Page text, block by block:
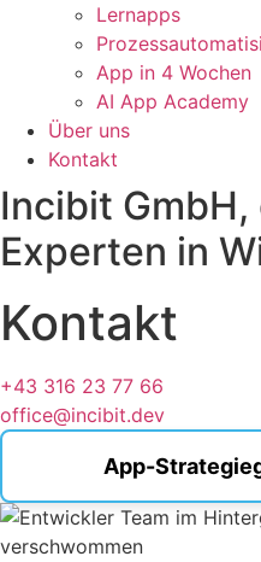
Lernapps
App in 4 Wochen
AI App Academy
Über uns
Kontakt
Incibit
Experten in
Kontakt
+43 316 23 77 66
office@incibit.dev
App-